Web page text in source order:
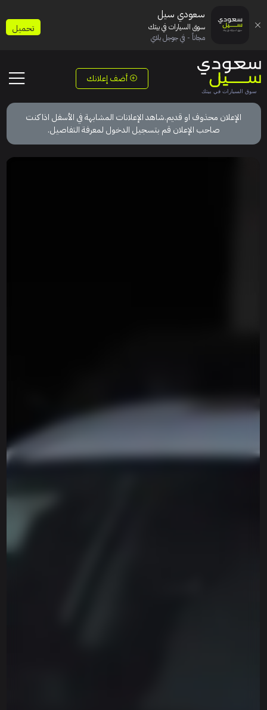
أضف إعلانك
الإعلان محذوف او قديم.شاهد الإعلانات المشابهة في الأسفل اذا كنت
صاحب الإعلان قم بتسجيل الدخول لمعرفة التفاصيل.
سعودي سيل
سوق السيارات في بيتك
مجاناً - في جوجل بلاي
تحميل